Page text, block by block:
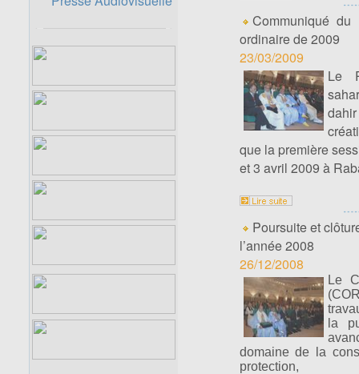
Communiqué
ordinaire de 2009
23/03/2009
Le
que la première
et 3 avril 2009 à
Poursuite et
l’année 2008
26/12/2008
Le
la
domaine de la
protection,